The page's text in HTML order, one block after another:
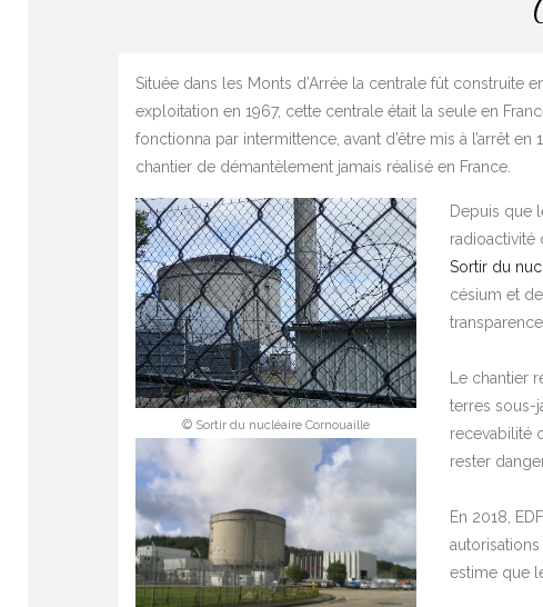
Située dans les Monts d’Arrée la centrale fût construite
exploitation en 1967, cette centrale était la seule en
fonctionna par intermittence, avant d’être mis à l’arrêt
chantier de démantèlement jamais réalisé en France.
© Sortir du nucléaire Cornouaille
Depuis que
radioactivité
Sortir du
césium et
Le chantier
terres sous-
recevabilité
rester
En 2018,
estime que